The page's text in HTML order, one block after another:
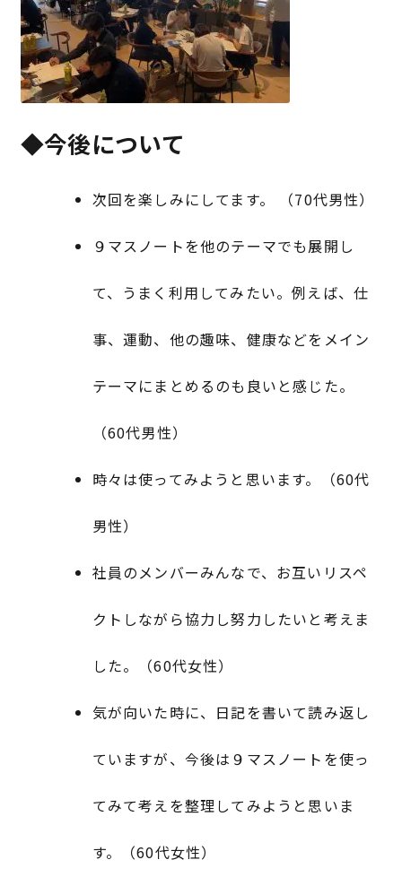
◆今後について
次回を楽しみにしてます。 （70代男性）
９マスノートを他のテーマでも展開し
て、うまく利用してみたい。例えば、仕
事、運動、他の趣味、健康などをメイン
テーマにまとめるのも良いと感じた。
（60代男性）
時々は使ってみようと思います。（60代
男性）
社員のメンバーみんなで、お互いリスペ
クトしながら協力し努力したいと考えま
した。（60代女性）
気が向いた時に、日記を書いて読み返し
ていますが、今後は９マスノートを使っ
てみて考えを整理してみようと思いま
す。（60代女性）